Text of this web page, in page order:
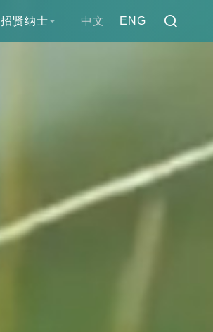
中文 ENG
招贤纳士